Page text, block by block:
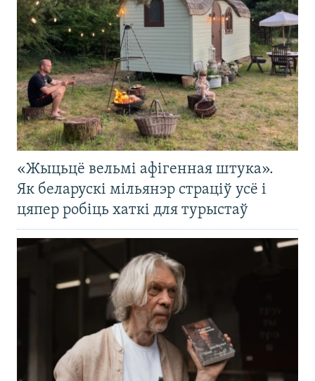
«Жыцьцё вельмі афігенная штука».
Як беларускі мільянэр страціў усё і
цяпер робіць хаткі для турыстаў